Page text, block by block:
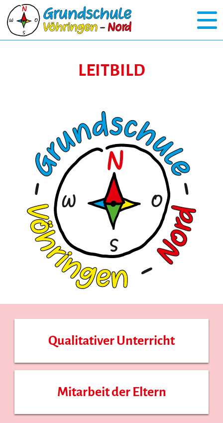
LEITBILD
Qualitativer Unterricht
Mitarbeit der Eltern